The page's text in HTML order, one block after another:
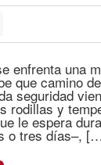
enfrenta una
que camino
seguridad
rodillas y
le espera
o tres días–,